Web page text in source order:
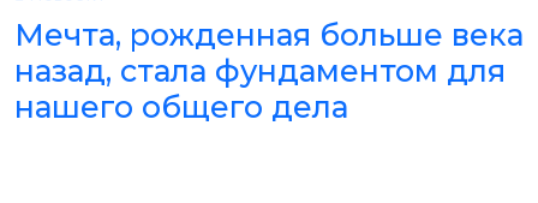
Мечта, рожденная больше века
назад, стала фундаментом для
нашего общего дела